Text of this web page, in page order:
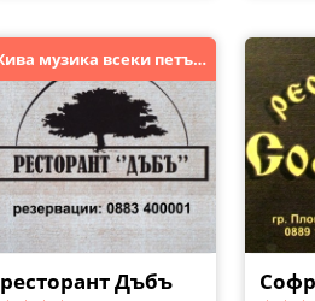
Жива музика всеки петък и събота !
ресторант Дъбъ